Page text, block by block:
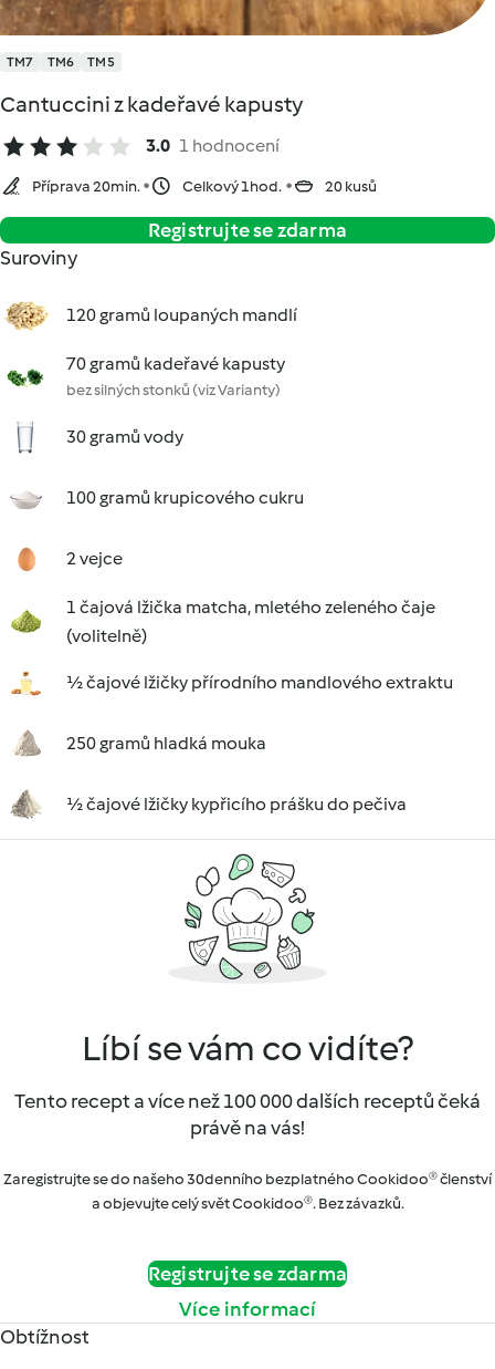
TM7 TM6 TM5
Cantuccini z kadeřavé kapusty
3.0 1 hodnocení
Příprava 20min. Celkový 1hod. 20 kusů
Registrujte se zdarma
Suroviny
120 gramů loupaných mandlí
70 gramů kadeřavé kapusty
bez silných stonků (viz Varianty)
30 gramů vody
100 gramů krupicového cukru
2 vejce
1 čajová lžička matcha, mletého zeleného čaje
(volitelně)
½ čajové lžičky přírodního mandlového extraktu
250 gramů hladká mouka
½ čajové lžičky kypřicího prášku do pečiva
Líbí se vám co vidíte?
Tento recept a více než 100 000 dalších receptů čeká
právě na vás!
Zaregistrujte se do našeho 30denního bezplatného Cookidoo® členství
a objevujte celý svět Cookidoo®. Bez závazků.
Registrujte se zdarma
Více informací
Obtížnost